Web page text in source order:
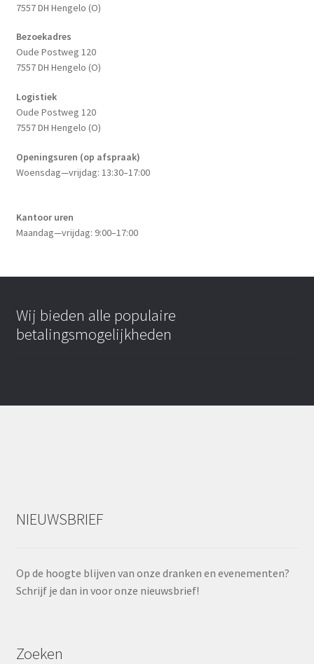
7557 DH Hengelo (O)
Bezoekadres
Oude Postweg 120
7557 DH Hengelo (O)
Logistiek
Oude Postweg 120
7557 DH Hengelo (O)
Openingsuren (op afspraak)
Woensdag—vrijdag: 13:30–17:00
Kantoor uren
Maandag—vrijdag: 9:00–17:00
Wij bieden alle populaire
betalingsmogelijkheden
NIEUWSBRIEF
Op de hoogte blijven van onze dranken en evenementen?
Schrijf je dan in voor onze nieuwsbrief!
Zoeken